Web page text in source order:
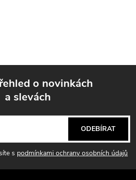
o novinkách
a slevách
s podmínkami ochrany osobních údajů
ODEBÍRAT